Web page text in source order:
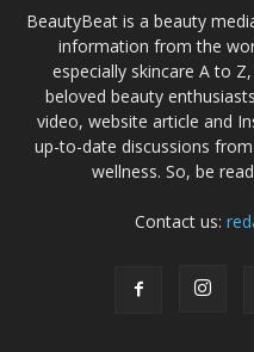
BeautyBeat is a beauty
information from the
especially skincare A to
beloved beauty
video, website article and
up-to-date discussions
wellness. So, be
Contact us: